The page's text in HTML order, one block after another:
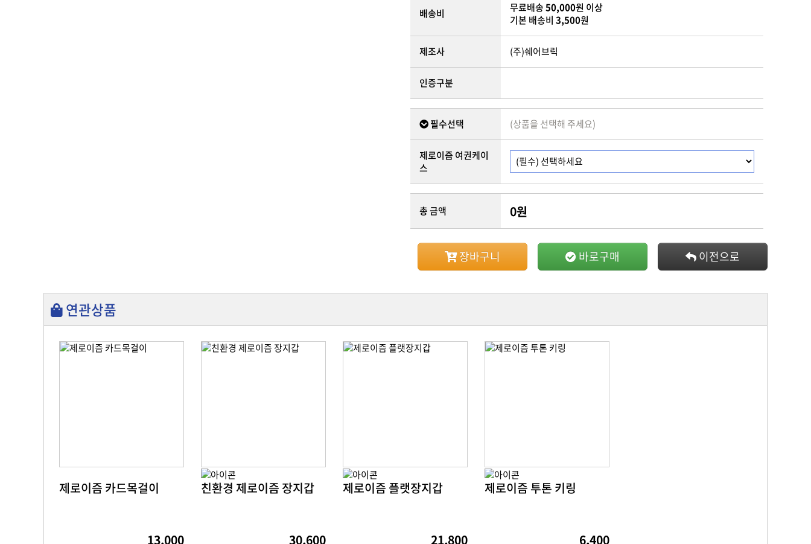
배송비 무료배송50,000원 이상
기본 배송비 3,500원
제조사 (주)쉐어브릭
인증구분
필수선택 (상품을 선택해 주세요)
제로이즘 여권케이
스
총 금액 0원
장바구니 바로구매 이전으로
연관상품
제로이즘 카드목걸이
13,000
친환경 제로이즘 장지갑
30,600
제로이즘 플랫장지갑
21,800
제로이즘 투톤 키링
6,400